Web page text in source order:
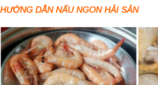
HƯỚNG DẪN NẤU NGON HẢI SẢN